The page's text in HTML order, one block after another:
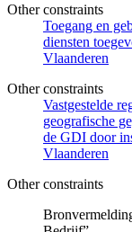
Other constraints
Toegang en
diensten
Vlaanderen
Other constraints
Vastgestelde
geografische
de GDI door
Vlaanderen
Other constraints